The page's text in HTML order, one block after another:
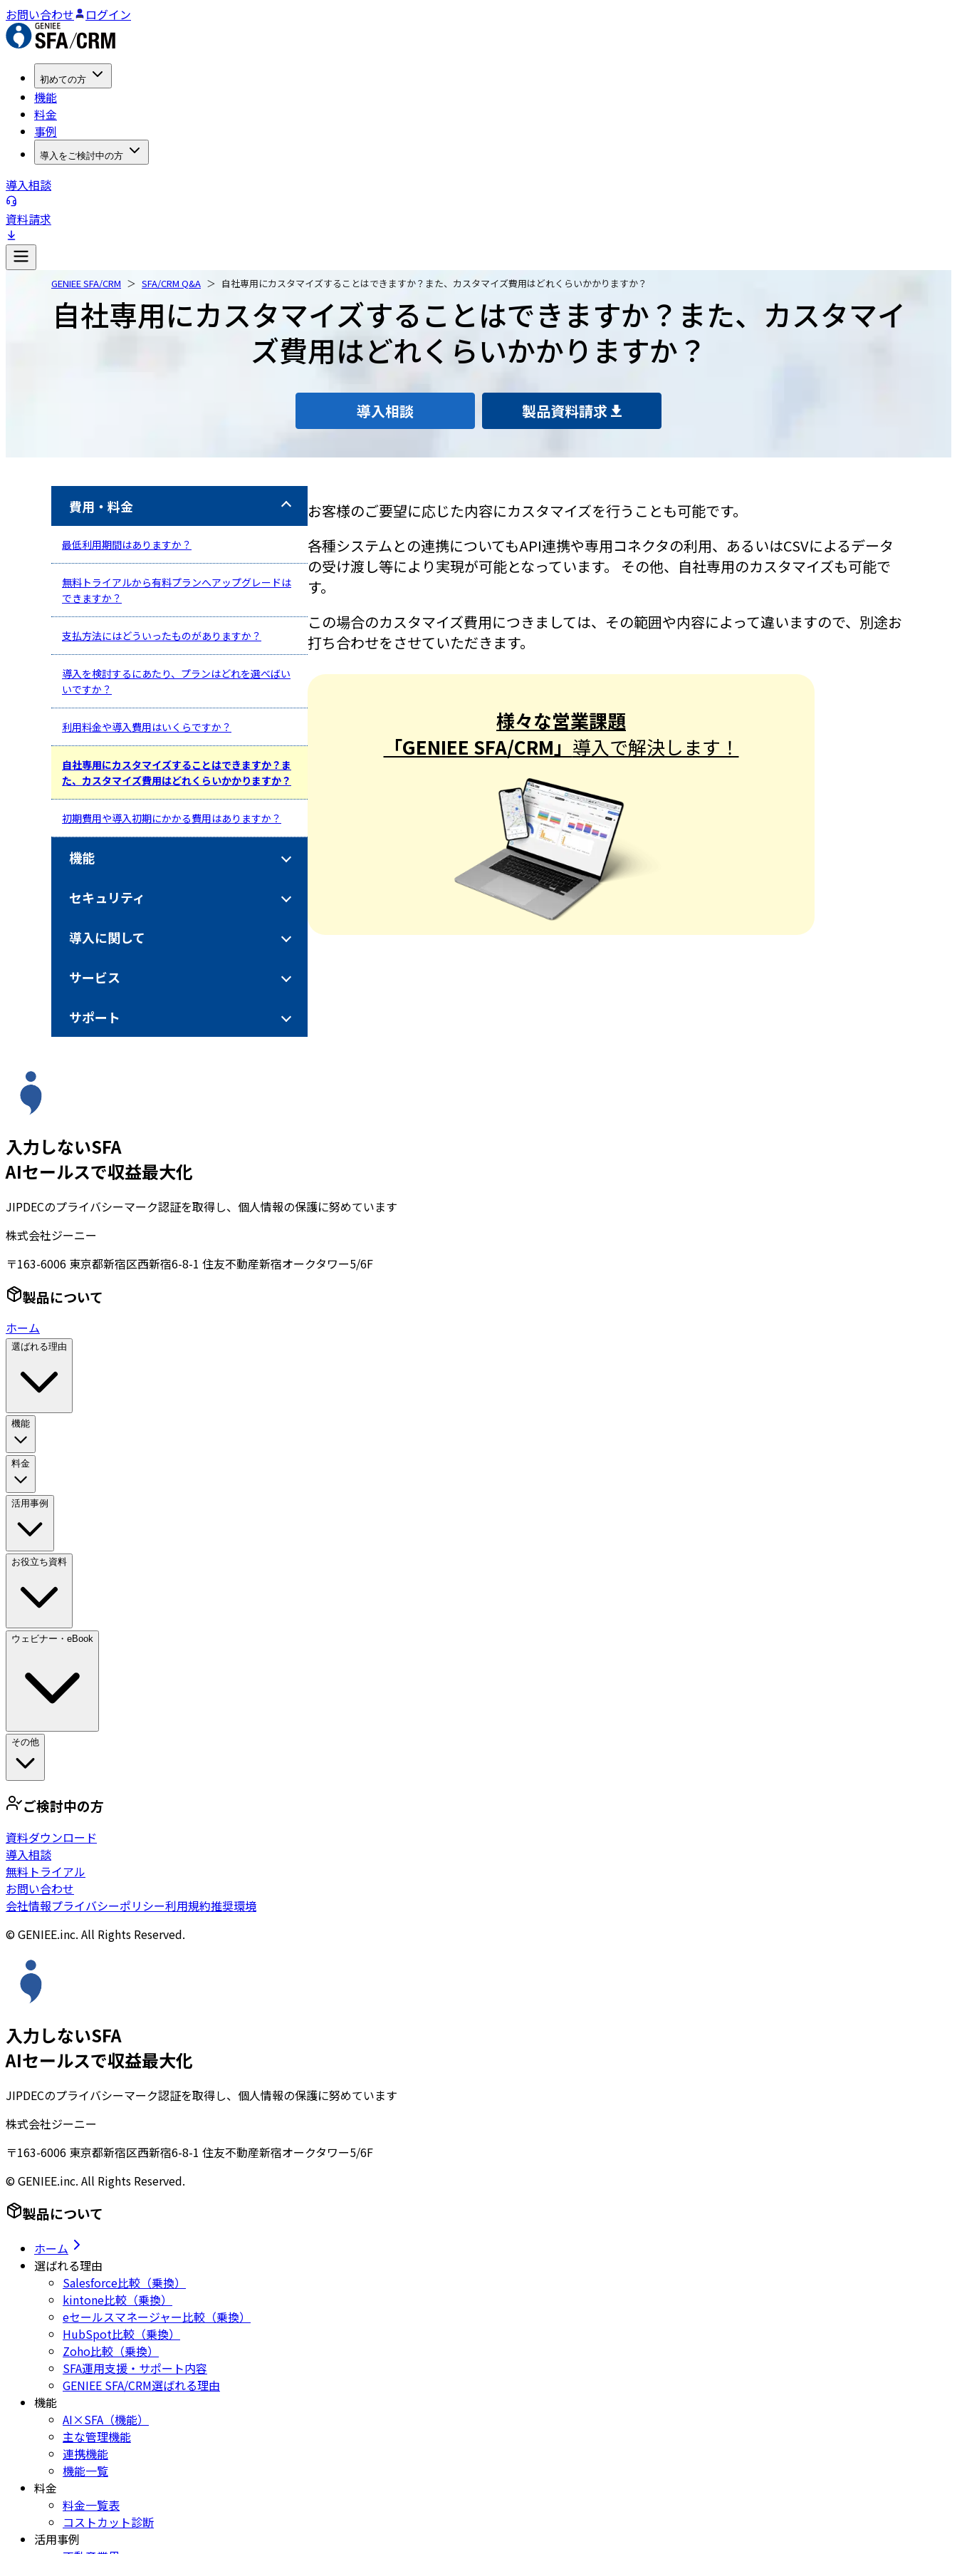
お問い合わせ ログイン
初めての方
機能
料金
事例
導入をご検討中の方
導入相談
資料請求
GENIEE SFA/CRM SFA/CRM Q&A 自社専用にカスタマイズすることはできますか？また、カスタマイズ費用はどれくらいかかりますか？
自社専用にカスタマイズすることはできますか？また、カスタマイ
ズ費用はどれくらいかかりますか？
導入相談 製品資料請求
費用・料金
最低利用期間はありますか？
無料トライアルから有料プランへアップグレードは
できますか？
支払方法にはどういったものがありますか？
導入を検討するにあたり、プランはどれを選べばい
いですか？
利用料金や導入費用はいくらですか？
自社専用にカスタマイズすることはできますか？ま
た、カスタマイズ費用はどれくらいかかりますか？
初期費用や導入初期にかかる費用はありますか？
機能
セキュリティ
導入に関して
サービス
サポート
お客様のご要望に応じた内容にカスタマイズを行うことも可能です。
各種システムとの連携についてもAPI連携や専用コネクタの利用、あるいはCSVによるデータ
の受け渡し等により実現が可能となっています。 その他、自社専用のカスタマイズも可能で
す。
この場合のカスタマイズ費用につきましては、その範囲や内容によって違いますので、別途お
打ち合わせをさせていただきます。
様々な営業課題
「GENIEE SFA/CRM」 導入で解決します！
入力しないSFA
AIセールスで収益最大化
JIPDECのプライバシーマーク認証を取得し、個人情報の保護に努めています
株式会社ジーニー
〒163-6006 東京都新宿区西新宿6-8-1 住友不動産新宿オークタワー5/6F
製品について
ホーム
選ばれる理由
機能
料金
活用事例
お役立ち資料
ウェビナー・eBook
その他
ご検討中の方
資料ダウンロード
導入相談
無料トライアル
お問い合わせ
会社情報プライバシーポリシー利用規約推奨環境
© GENIEE.inc. All Rights Reserved.
入力しないSFA
AIセールスで収益最大化
JIPDECのプライバシーマーク認証を取得し、個人情報の保護に努めています
株式会社ジーニー
〒163-6006 東京都新宿区西新宿6-8-1 住友不動産新宿オークタワー5/6F
© GENIEE.inc. All Rights Reserved.
製品について
ホーム
選ばれる理由
Salesforce比較（乗換）
kintone比較（乗換）
eセールスマネージャー比較（乗換）
HubSpot比較（乗換）
Zoho比較（乗換）
SFA運用支援・サポート内容
GENIEE SFA/CRM選ばれる理由
機能
AI×SFA（機能）
主な管理機能
連携機能
機能一覧
料金
料金一覧表
コストカット診断
活用事例